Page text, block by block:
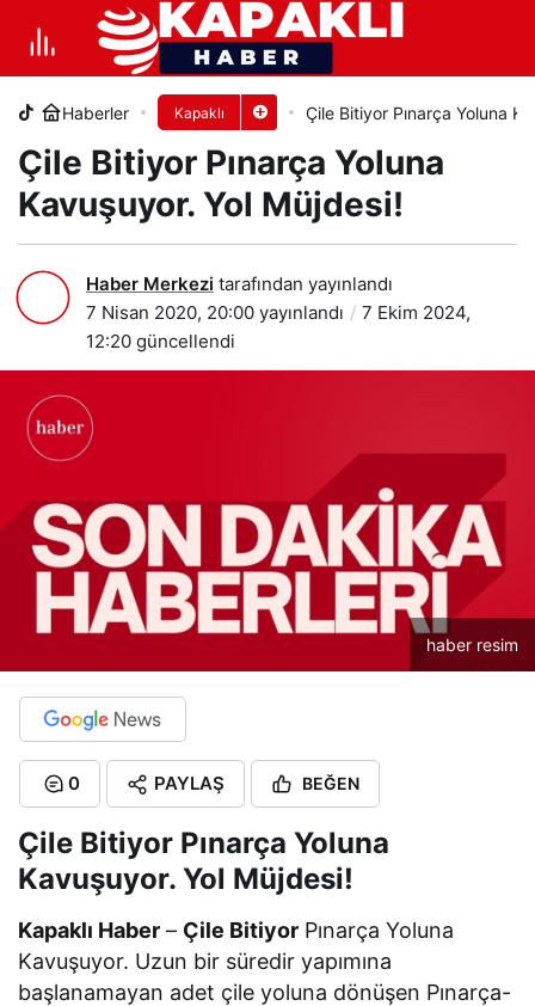
Haberler Kapaklı Çile Bitiyor Pınarça Yoluna
Çile Bitiyor Pınarça Yoluna
Kavuşuyor. Yol Müjdesi!
Haber Merkezi tarafından yayınlandı
7 Nisan 2020, 20:00 yayınlandı
7 Ekim 2024,
12:20 güncellendi
haber resim
0 PAYLAŞ BEĞEN
Çile Bitiyor Pınarça Yoluna
Kavuşuyor. Yol Müjdesi!
Kapaklı Haber – Çile Bitiyor Pınarça Yoluna
Kavuşuyor. Uzun bir süredir yapımına
başlanamayan adet çile yoluna dönüşen Pınarça-
Çile Bitiyor Pınarça Yoluna
Kavuşuyor. Yol Müjdesi!
0